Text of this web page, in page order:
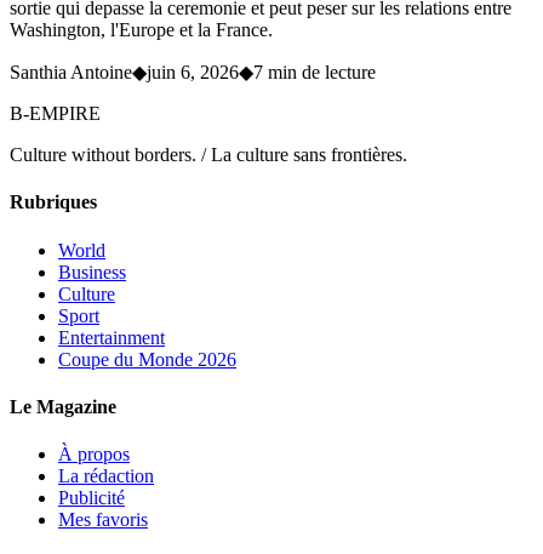
sortie qui depasse la ceremonie et peut peser sur les relations entre
Washington, l'Europe et la France.
Santhia Antoine◆juin 6, 2026◆7 min de lecture
B-EMPIRE
Culture without borders. / La culture sans frontières.
Rubriques
World
Business
Culture
Sport
Entertainment
Coupe du Monde 2026
Le Magazine
À propos
La rédaction
Publicité
Mes favoris